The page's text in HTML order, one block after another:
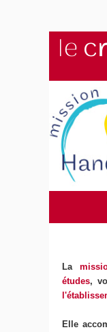
La
études,
Elle